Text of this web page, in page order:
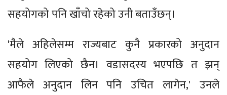
सहयोगको पनि खाँचो रहेको उनी बताउँछन्।
'मैले अहिलेसम्म राज्यबाट कुनै प्रकारको अनुदान
सहयोग लिएको छैन। वडासदस्य भएपछि त झन्
आफैले अनुदान लिन पनि उचित लागेन,' उनले